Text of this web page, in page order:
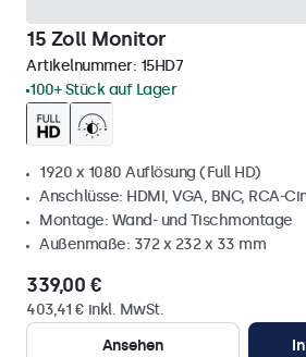
15 Zoll Monitor
Artikelnummer: 15HD7
100+ Stück auf Lager
1920 x 1080 Auflösung (Full HD)
Anschlüsse: HDMI, VGA, BNC, RCA-
Montage: Wand- und Tischmontage
Außenmaße: 372 x 232 x 33 mm
339,00 €
403,41 € inkl. MwSt.
Ansehen